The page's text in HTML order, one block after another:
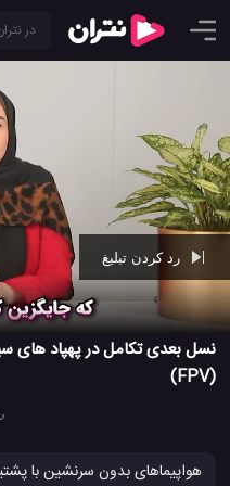
Ad -01:29
نسل بعدی تکامل در پهپاد های
(FPV)